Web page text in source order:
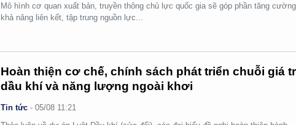
Mô hình cơ quan xuất bản, truyền thông chủ lực quốc gia sẽ góp phần tăng cường
khả năng liên kết, tập trung nguồn lực...
Hoàn thiện cơ chế, chính sách phát triển chuỗi giá
dầu khí và năng lượng ngoài khơi
Tin tức -05/08 11:21